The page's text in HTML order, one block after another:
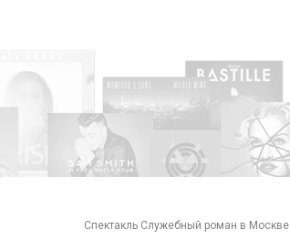
спектакль Служебный роман в